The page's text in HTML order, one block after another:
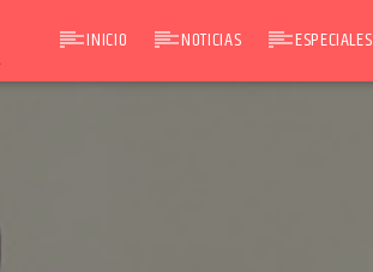
INICIO NOTICIAS ESPECIALES